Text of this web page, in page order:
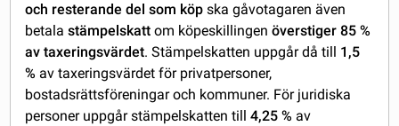
och resterande del som köp ska gåvotagaren även
betalastämpelskatt om köpeskillingenöverstiger 85 %
av taxeringsvärdet. Stämpelskatten uppgår då till 1,5
% av taxeringsvärdet för privatpersoner,
bostadsrättsföreningar och kommuner. För juridiska
personer uppgår stämpelskatten till 4,25 % av